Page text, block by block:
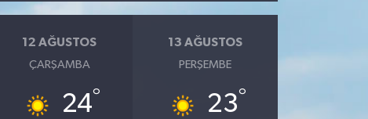
12 AĞUSTOS
ÇARŞAMBA
24°
13 AĞUSTOS
PERŞEMBE
23°